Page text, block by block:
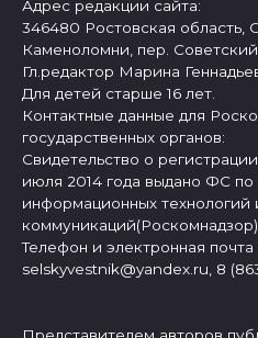
Адрес редакции сайта:
346480 Ростовская область,
Каменоломни, пер.
Гл.редактор Марина
Для детей старше 16 лет.
Контактные данные для
государственных органов:
Свидетельство о
июля 2014 года выдано ФС по
информационных технологий
коммуникаций(Роскомнадзор)
Телефон и электронная почта
selskyvestnik@yandex.ru, 8
Представителем авторов